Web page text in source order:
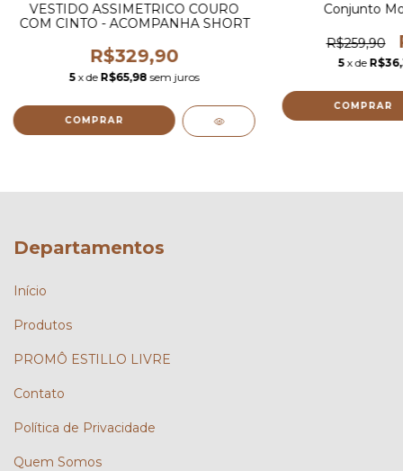
VESTIDO ASSIMETRICO COURO
COM CINTO - ACOMPANHA SHORT
R$329,90
5 x de R$65,98 sem juros
COMPRAR
Conjunto
R$259,90
5 x de
COMPRAR
Departamentos
Início
Produtos
PROMÔ ESTILLO LIVRE
Contato
Política de Privacidade
Quem Somos